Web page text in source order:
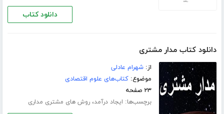
دانلود کتاب
دانلود کتاب مدار مشتری
از:شهرام عادلی
موضوع:کتاب‌های علوم اقتصادی
۲۳ صفحه
برچسب‌ها: ایجاد درآمد،روش های مشتری مداری